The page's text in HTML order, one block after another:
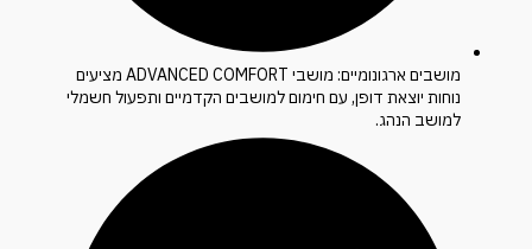
מושבים ארגונומיים: מושבי ADVANCED COMFORT מציעים
נוחות יוצאת דופן, עם חימום למושבים הקדמיים ותפעול חשמלי
למושב הנהג.